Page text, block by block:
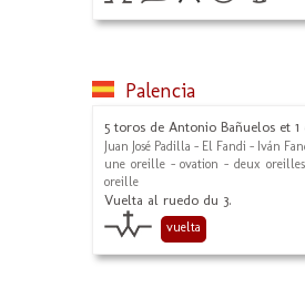
Palencia
5 toros de Antonio Bañuelos et 1
Juan José Padilla - El Fandi - Iván
une oreille - ovation - deux
oreille
Vuelta al ruedo du 3.
vuelta